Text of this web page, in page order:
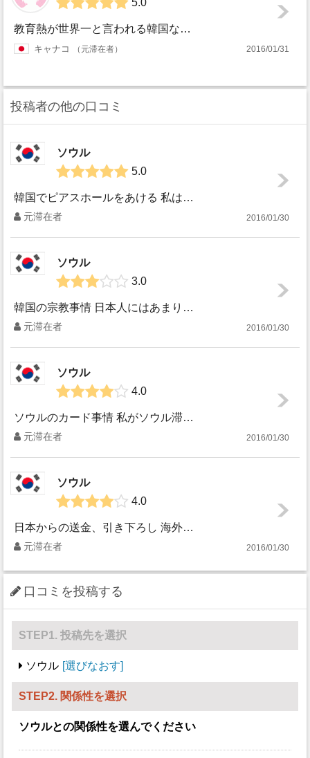
5.0
教育熱が世界一と言われる韓国なので、交換留学等で韓国の大学で韓国人学生と一緒に学べる機会はとても貴重です。大学でも学生たちはほとんどサークル活動やバイトも...
キャナコ 元滞在者 2016/01/31
投稿者の他の口コミ
ソウル
5.0
韓国でピアスホールをあける 私は韓国留学中に初めてピアスホールをあけました。日本の友達には、わざわざ外国でピアスホールをあけなくでも。。と言われましたが...
元滞在者 2016/01/30
ソウル
3.0
韓国の宗教事情 日本人にはあまりなじみのない宗教ですが、お隣の国韓国では日本と比べると少し宗教色がでていると感じます。 その理由はキリスト教徒の方がたく...
元滞在者 2016/01/30
ソウル
4.0
ソウルのカード事情 私がソウル滞在中に驚いたことの一つに、「韓国はカード社会である」ということがあります。現金を少ししかもたず、スマホケースのカード入れ...
元滞在者 2016/01/30
ソウル
4.0
日本からの送金、引き下ろし 海外で生活するときに、お金をどのように扱えばいいか、悩む人も多いと思います。そこで私がソウル滞在中に利用してた方法をお伝えし...
元滞在者 2016/01/30
口コミを投稿する
STEP1. 投稿先を選択
ソウル 選びなおす
STEP2. 関係性を選択
ソウルとの関係性を選んでください